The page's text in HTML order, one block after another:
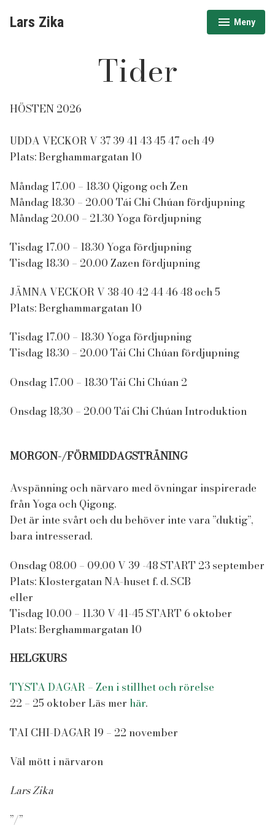
Lars Zika Meny
expanderad
minimerad
Tider
HÖSTEN 2026
UDDA VECKOR V 37 39 41 43 45 47 och 49
Plats: Berghammargatan 10
Måndag 17.00 – 18.30 Qigong och Zen
Måndag 18.30 – 20.00 Tái Chi Chúan fördjupning
Måndag 20.00 – 21.30 Yoga fördjupning
Tisdag 17.00 – 18.30 Yoga fördjupning
Tisdag 18.30 – 20.00 Zazen fördjupning
JÄMNA VECKOR V 38 40 42 44 46 48 och 5
Plats: Berghammargatan 10
Tisdag 17.00 – 18.30 Yoga fördjupning
Tisdag 18.30 – 20.00 Tái Chi Chúan fördjupning
Onsdag 17.00 – 18.30 Tái Chi Chúan 2
Onsdag 18,30 – 20.00 Tái Chi Chúan Introduktion
MORGON-/FÖRMIDDAGSTRÄNING
Avspänning och närvaro med övningar inspirerade
från Yoga och Qigong.
Det är inte svårt och du behöver inte vara ”duktig”,
bara intresserad.
Onsdag 08.00 – 09.00 V 39 -48 START 23 september
Plats: Klostergatan NA-huset f. d. SCB
eller
Tisdag 10.00 – 11.30 V 41-45 START 6 oktober
Plats: Berghammargatan 10
HELGKURS
TYSTA DAGAR – Zen i stillhet och rörelse
22 – 25 oktober Läs mer här.
TAI CHI-DAGAR 19 – 22 november
Väl mött i närvaron
Lars Zika
”/”